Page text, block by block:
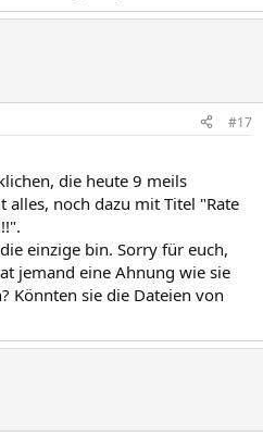
#17
die heute 9 meils
alles, noch dazu mit Titel "Rate
einzige bin. Sorry für euch,
jemand eine Ahnung wie sie
Könnten sie die Dateien von